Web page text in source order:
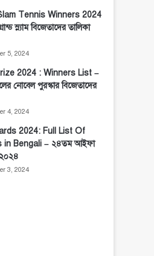
Tennis Winners 2024
স্ল্যাম বিজেতাদের তালিকা
5, 2024
2024 : Winners List –
নোবেল পুরস্কার বিজেতাদের
4, 2024
2024: Full List Of
in Bengali – ২৪তম আইফা
২০২৪
3, 2024